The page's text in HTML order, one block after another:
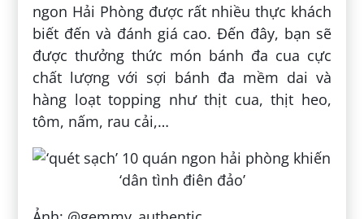
ngon Hải Phòng được rất nhiều thực khách
biết đến và đánh giá cao. Đến đây, bạn sẽ
được thưởng thức món bánh đa cua cực
chất lượng với sợi bánh đa mềm dai và
hàng loạt topping như thịt cua, thịt heo,
tôm, nấm, rau cải,…